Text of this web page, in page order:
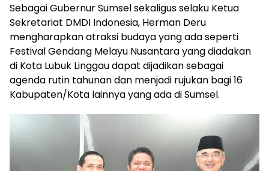
Sebagai Gubernur Sumsel sekaligus selaku Ketua
Sekretariat DMDI Indonesia, Herman Deru
mengharapkan atraksi budaya yang ada seperti
Festival Gendang Melayu Nusantara yang diadakan
di Kota Lubuk Linggau dapat dijadikan sebagai
agenda rutin tahunan dan menjadi rujukan bagi 16
Kabupaten/Kota lainnya yang ada di Sumsel.